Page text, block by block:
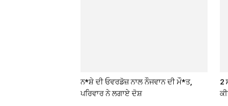
ਨ*ਸ਼ੇ ਦੀ ਓਵਰਡੋਜ਼ ਨਾਲ ਨੌਜਵਾਨ ਦੀ ਮੌ*ਤ,
ਪਰਿਵਾਰ ਨੇ ਲਗਾਏ ਦੋਸ਼
2